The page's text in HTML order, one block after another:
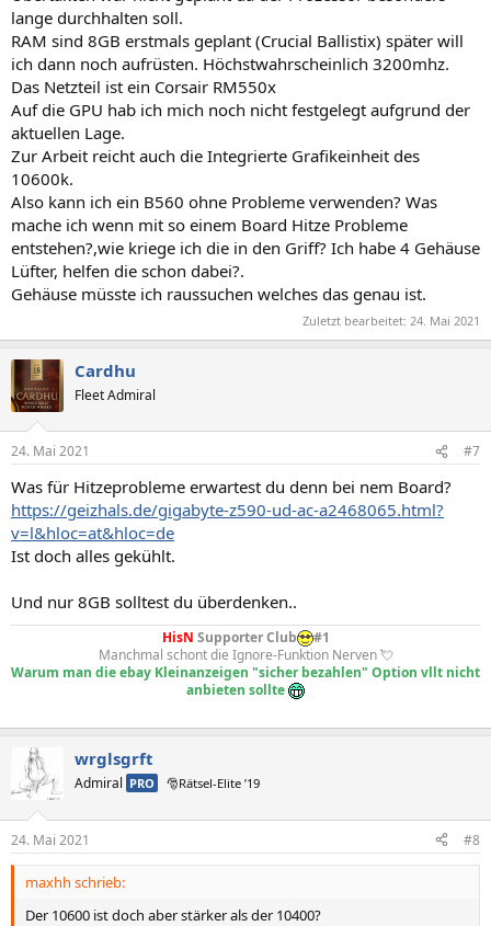
lange durchhalten soll.
RAM sind 8GB erstmals geplant (Crucial Ballistix) später will
ich dann noch aufrüsten. Höchstwahrscheinlich 3200mhz.
Das Netzteil ist ein Corsair RM550x
Auf die GPU hab ich mich noch nicht festgelegt aufgrund der
aktuellen Lage.
Zur Arbeit reicht auch die Integrierte Grafikeinheit des
10600k.
Also kann ich ein B560 ohne Probleme verwenden? Was
mache ich wenn mit so einem Board Hitze Probleme
entstehen?,wie kriege ich die in den Griff? Ich habe 4 Gehäuse
Lüfter, helfen die schon dabei?.
Gehäuse müsste ich raussuchen welches das genau ist.
Zuletzt bearbeitet: 24. Mai 2021
Cardhu
Fleet Admiral
24. Mai 2021 #7
Was für Hitzeprobleme erwartest du denn bei nem Board?
https://geizhals.de/gigabyte-z590-ud-ac-a2468065.html?
v=l&hloc=at&hloc=de
Ist doch alles gekühlt.
Und nur 8GB solltest du überdenken..
HisN Supporter Club
#1
Manchmal schont die Ignore-Funktion Nerven 💘
Warum man die ebay Kleinanzeigen "sicher bezahlen" Option vllt nicht
anbieten sollte
wrglsgrft
Admiral PRO 🎅Rätsel-Elite ’19
24. Mai 2021 #8
maxhh schrieb:
Der 10600 ist doch aber stärker als der 10400?